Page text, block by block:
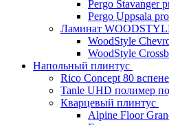
Pergo Stavanger
Pergo Uppsala
Ламинат
WoodStyle
WoodStyle
Напольный плинтус
Rico Concept 80
Tanle UHD полимер
Кварцевый плинтус
Alpine Floor